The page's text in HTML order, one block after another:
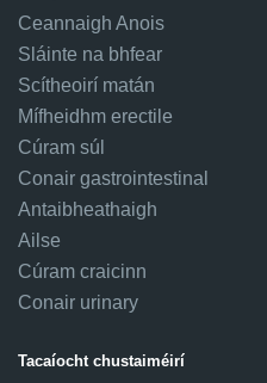
Ceannaigh Anois
Sláinte na bhfear
Scítheoirí matán
Mífheidhm erectile
Cúram súl
Conair gastrointestinal
Antaibheathaigh
Ailse
Cúram craicinn
Conair urinary
Tacaíocht chustaiméirí